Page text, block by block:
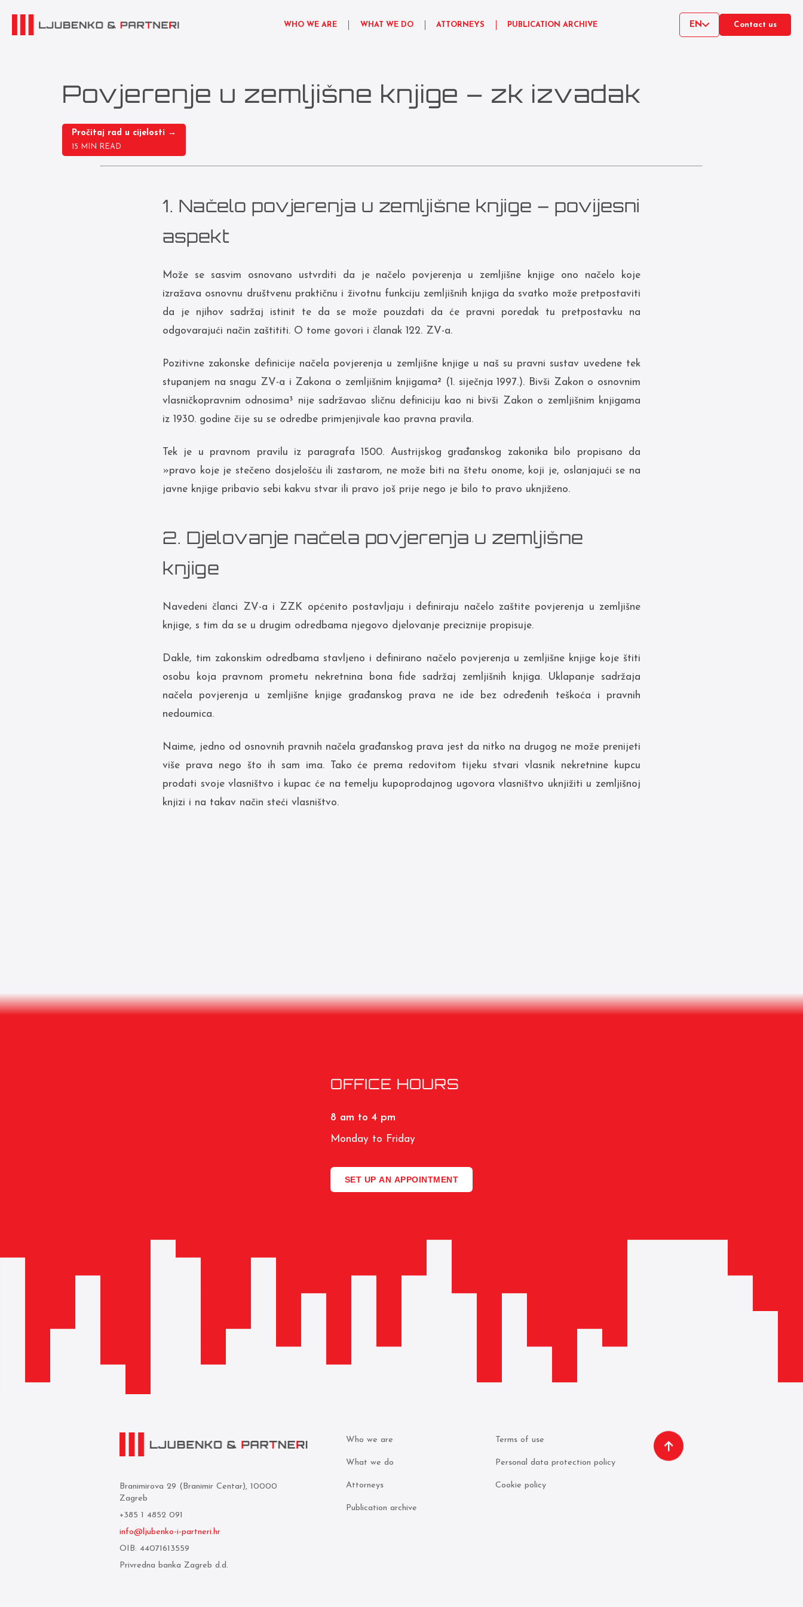
WHO WE ARE WHAT WE DO ATTORNEYS PUBLICATION ARCHIVE EN Contact us
Povjerenje u zemljišne knjige – zk izvadak
Pročitaj rad u cijelosti →
15 MIN READ
1. Načelo povjerenja u zemljišne knjige – povijesni
aspekt
Može se sasvim osnovano ustvrditi da je načelo povjerenja u zemljišne knjige ono načelo koje
izražava osnovnu društvenu praktičnu i životnu funkciju zemljišnih knjiga da svatko može pretpostaviti
da je njihov sadržaj istinit te da se može pouzdati da će pravni poredak tu pretpostavku na
odgovarajući način zaštititi. O tome govori i članak 122. ZV-a.
Pozitivne zakonske definicije načela povjerenja u zemljišne knjige u naš su pravni sustav uvedene tek
stupanjem na snagu ZV-a i Zakona o zemljišnim knjigama² (1. siječnja 1997.). Bivši Zakon o osnovnim
vlasničkopravnim odnosima³ nije sadržavao sličnu definiciju kao ni bivši Zakon o zemljišnim knjigama
iz 1930. godine čije su se odredbe primjenjivale kao pravna pravila.
Tek je u pravnom pravilu iz paragrafa 1500. Austrijskog građanskog zakonika bilo propisano da
»pravo koje je stečeno dosjelošću ili zastarom, ne može biti na štetu onome, koji je, oslanjajući se na
javne knjige pribavio sebi kakvu stvar ili pravo još prije nego je bilo to pravo uknjiženo.
2. Djelovanje načela povjerenja u zemljišne
knjige
Navedeni članci ZV-a i ZZK općenito postavljaju i definiraju načelo zaštite povjerenja u zemljišne
knjige, s tim da se u drugim odredbama njegovo djelovanje preciznije propisuje.
Dakle, tim zakonskim odredbama stavljeno i definirano načelo povjerenja u zemljišne knjige koje štiti
osobu koja pravnom prometu nekretnina bona fide sadržaj zemljišnih knjiga. Uklapanje sadržaja
načela povjerenja u zemljišne knjige građanskog prava ne ide bez određenih teškoća i pravnih
nedoumica.
Naime, jedno od osnovnih pravnih načela građanskog prava jest da nitko na drugog ne može prenijeti
više prava nego što ih sam ima. Tako će prema redovitom tijeku stvari vlasnik nekretnine kupcu
prodati svoje vlasništvo i kupac će na temelju kupoprodajnog ugovora vlasništvo uknjižiti u zemljišnoj
knjizi i na takav način steći vlasništvo.
OFFICE HOURS
8 am to 4 pm
Monday to Friday
SET UP AN APPOINTMENT
Branimirova 29 (Branimir Centar), 10000
Zagreb
+385 1 4852 091
info@ljubenko-i-partneri.hr
OIB: 44071613559
Privredna banka Zagreb d.d.
Who we are
What we do
Attorneys
Publication archive
Terms of use
Personal data protection policy
Cookie policy